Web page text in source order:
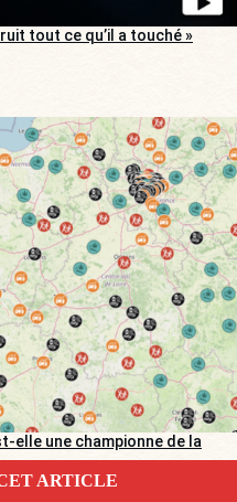
tout ce qu’il a touché »
elle une championne de la
ARTICLE